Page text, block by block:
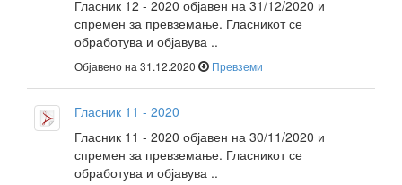
Гласник 12 - 2020 објавен на 31/12/2020 и
спремен за превземање. Гласникот се
обработува и објавува ..
Објавено на 31.12.2020 Превземи
Гласник 11 - 2020
Гласник 11 - 2020 објавен на 30/11/2020 и
спремен за превземање. Гласникот се
обработува и објавува ..